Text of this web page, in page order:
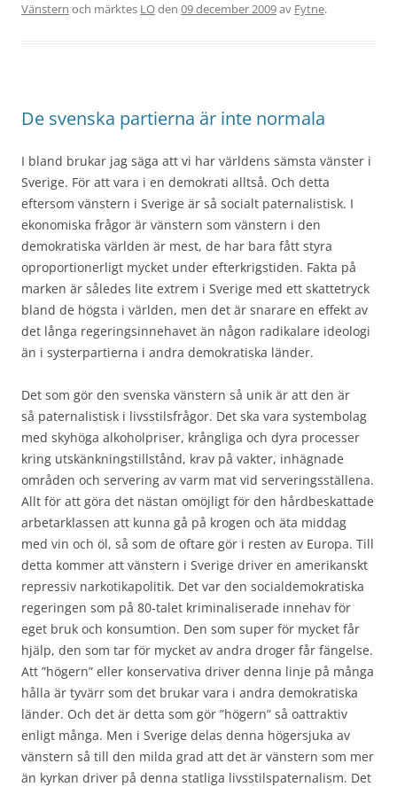
Vänstern och märktes LOden 09 december 2009av Fytne.
De svenska partierna är inte normala
I bland brukar jag säga att vi har världens sämsta vänster i
Sverige. För att vara i en demokrati alltså. Och detta
eftersom vänstern i Sverige är så socialt paternalistisk. I
ekonomiska frågor är vänstern som vänstern i den
demokratiska världen är mest, de har bara fått styra
oproportionerligt mycket under efterkrigstiden. Fakta på
marken är således lite extrem i Sverige med ett skattetryck
bland de högsta i världen, men det är snarare en effekt av
det långa regeringsinnehavet än någon radikalare ideologi
än i systerpartierna i andra demokratiska länder.
Det som gör den svenska vänstern så unik är att den är
så paternalistisk i livsstilsfrågor. Det ska vara systembolag
med skyhöga alkoholpriser, krångliga och dyra processer
kring utskänkningstillstånd, krav på vakter, inhägnade
områden och servering av varm mat vid serveringsställena.
Allt för att göra det nästan omöjligt för den hårdbeskattade
arbetarklassen att kunna gå på krogen och äta middag
med vin och öl, så som de oftare gör i resten av Europa. Till
detta kommer att vänstern i Sverige driver en amerikanskt
repressiv narkotikapolitik. Det var den socialdemokratiska
regeringen som på 80-talet kriminaliserade innehav för
eget bruk och konsumtion. Den som super för mycket får
hjälp, den som tar för mycket av andra droger får fängelse.
Att ”högern” eller konservativa driver denna linje på många
hålla är tyvärr som det brukar vara i andra demokratiska
länder. Och det är detta som gör ”högern” så oattraktiv
enligt många. Men i Sverige delas denna högersjuka av
vänstern så till den milda grad att det är vänstern som mer
än kyrkan driver på denna statliga livsstilspaternalism. Det